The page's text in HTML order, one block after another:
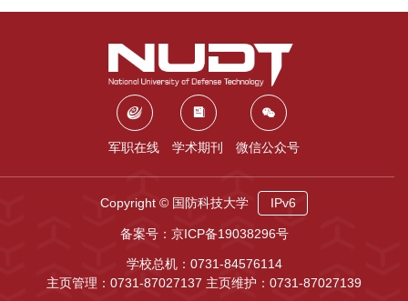
军职在线 学术期刊 微信公众号
Copyright © 国防科技大学 IPv6
备案号：京ICP备19038296号
学校总机：0731-84576114
主页管理：0731-87027137 主页维护：0731-87027139